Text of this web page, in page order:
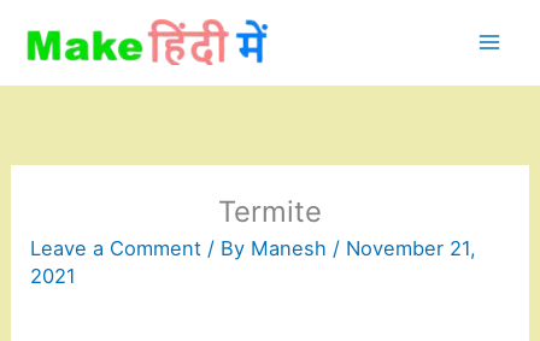
content
Termite
Leave a Comment / By Manesh / November 21,
2021